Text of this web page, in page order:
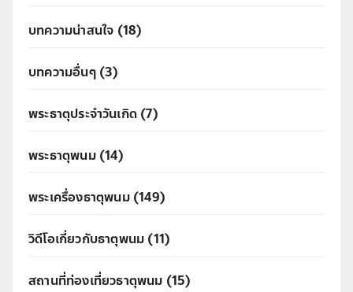
บทความน่าสนใจ (18)
บทความอื่นๆ(3)
พระธาตุประจำวันเกิด (7)
พระธาตุพนม(14)
พระเครื่องธาตุพนม(149)
วิดีโอเกี่ยวกับธาตุพนม (11)
สถานที่ท่องเที่ยวธาตุพนม (15)